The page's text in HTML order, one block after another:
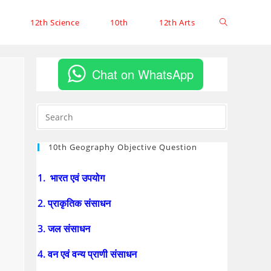
12th Science 10th 12th Arts
Chat on WhatsApp
10th Geography Objective Question
1. भारत एवं उपयोग
2. प्राकृतिक संसाधन
3. जल संसाधन
4. वन एवं वन्य प्राणी संसाधन